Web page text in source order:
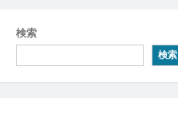
検索
検索